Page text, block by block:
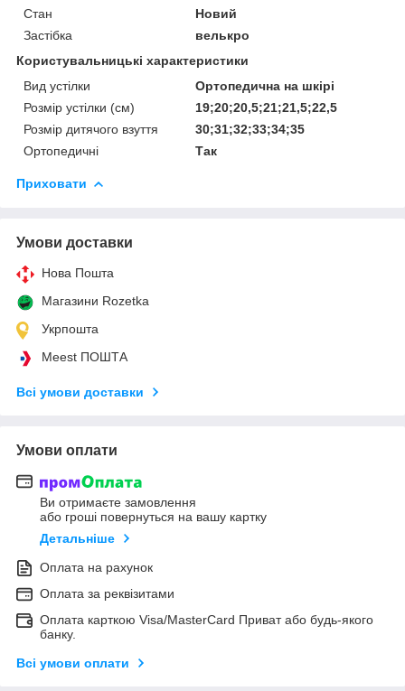
Стан
Новий
Застібка
велькро
Користувальницькі характеристики
Вид устілки
Ортопедична на шкірі
Розмір устілки (см)
19;20;20,5;21;21,5;22,5
Розмір дитячого взуття
30;31;32;33;34;35
Ортопедичні
Так
Приховати
Умови доставки
Нова Пошта
Магазини Rozetka
Укрпошта
Meest ПОШТА
Всі умови доставки
Умови оплати
Ви отримаєте замовлення
або гроші повернуться на вашу картку
Детальніше
Оплата на рахунок
Оплата за реквізитами
Оплата карткою Visa/MasterCard Приват або будь-якого
банку.
Всі умови оплати